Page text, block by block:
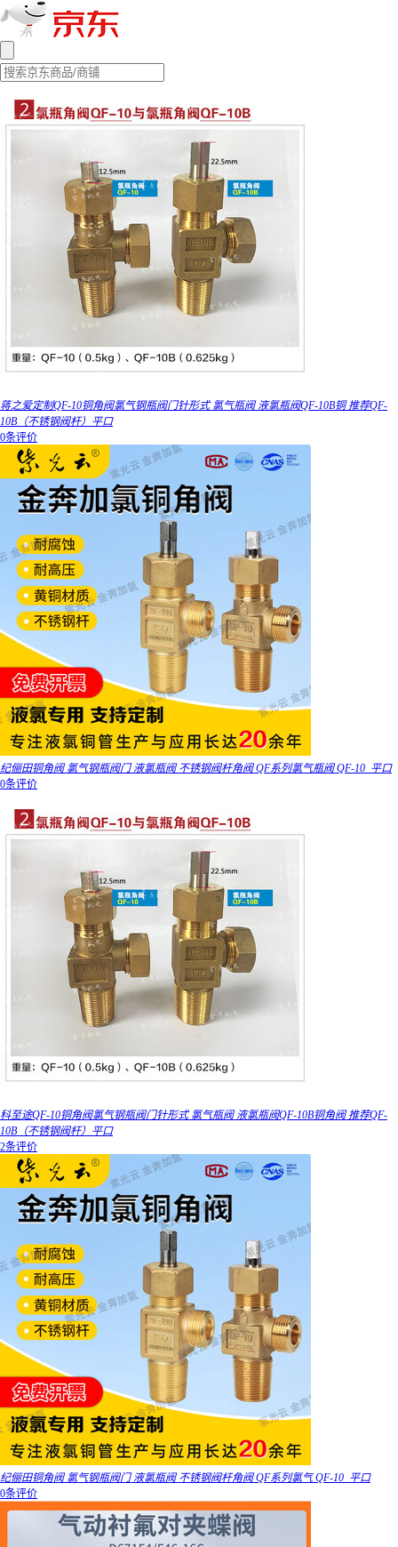
蒋之爱定制QF-10铜角阀氯气钢瓶阀门针形式 氯气瓶阀 液氯瓶阀QF-10B铜 推荐QF-
10B（不锈钢阀杆）平口
0条评价
纪俪田铜角阀 氯气钢瓶阀门 液氯瓶阀 不锈钢阀杆角阀 QF系列氯气瓶阀 QF-10_平口
0条评价
科至途QF-10铜角阀氯气钢瓶阀门针形式 氯气瓶阀 液氯瓶阀QF-10B铜角阀 推荐QF-
10B（不锈钢阀杆）平口
2条评价
纪俪田铜角阀 氯气钢瓶阀门 液氯瓶阀 不锈钢阀杆角阀 QF系列氯气 QF-10_平口
0条评价